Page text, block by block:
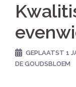
GEPLAATST 1
DE GOUDSBLOEM